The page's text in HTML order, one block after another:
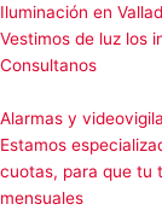
Iluminación en
Vestimos de luz los
Consultanos
Alarmas y
Estamos
cuotas, para que tu
mensuales